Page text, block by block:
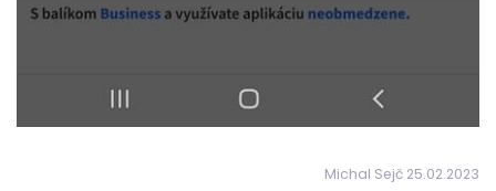
Michal Sejč 25.02.2023